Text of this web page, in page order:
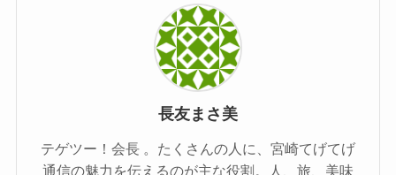
長友まさ美
テゲツー！会長 。たくさんの人に、宮崎てげてげ
通信の魅力を伝えるのが主な役割。人、旅、美味